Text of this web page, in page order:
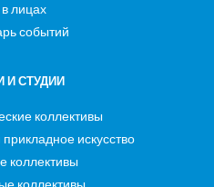
лицах
событий
И СТУДИИ
коллективы
искусство
коллективы
коллективы